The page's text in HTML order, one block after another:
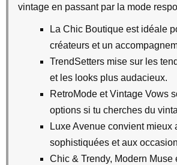
vintage en passant par la mode
La Chic Boutique est idéale
créateurs et un
TrendSetters mise sur les
et les looks plus audacieux.
RetroMode et Vintage Vows
options si tu cherches du
Luxe Avenue convient mieux
sophistiquées et aux
Chic & Trendy, Modern Muse